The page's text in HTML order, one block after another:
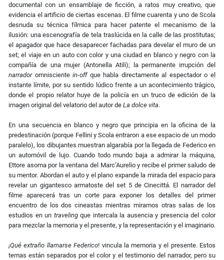
documental con un ensamblaje de ficción, a ratos muy creativo, que
evidencia el artificio de ciertas escenas. El filme cuarenta y uno de Scola
desnuda su técnica fílmica para hacer patente el mecanismo de la
ilusión: una escenografía de tela traslúcida en la calle de las prostitutas;
el apagador que hace desaparecer fachadas para develar el muro de un
set; el viaje en un auto con color y una ciudad en blanco y negro con la
compañía de una mujer (Antonella Atili); la permanente irrupción del
narradoromniscientein-offque habla directamente al espectador o el
instante límite, por su sentido lúdico frente a un acontecimiento trágico,
donde el propio relator huye de la policía en un truco de edición de la
imagen original del velatorio del autor de La dolce vita.
En una secuencia en blanco y negro que principia en la oficina de la
predestinación (porque Fellini y Scola entraron a ese espacio de un modo
paralelo), los dibujantes muestran algarabía por la llegada de Federico en
un automóvil de lujo. Cuando todo mundo baja a admirar la máquina,
Ettore asoma por la ventana del Marc’Aurelio y recibe el primer saludo de
su mentor. Abordan el auto y el plano expande la mirada del espacio para
revelar un gigantesco armatoste del set 5 de Cinecittá. El narrador del
filme aparecerá tras un corte para exponer los detalles del primer
encuentro de los dos cineastas mientras miramos otras salas de los
estudios en un travelingque intercala la ausencia y presencia del color
para mezclar la memoria y el presente, y la representación y el imaginario.
¡Qué extraño llamarse Federico! vincula la memoria y el presente. Estos
temas están separados por el color y el testimonio del narrador, pero su